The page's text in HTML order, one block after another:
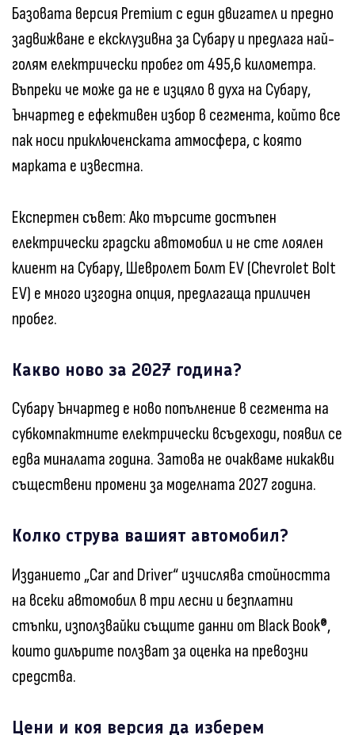
Базовата версия Premium с един двигател и предно
задвижване е ексклузивна за Субару и предлага най-
голям електрически пробег от 495,6 километра.
Въпреки че може да не е изцяло в духа на Субару,
Ънчартед е ефективен избор в сегмента, който все
пак носи приключенската атмосфера, с която
марката е известна.
Експертен съвет: Ако търсите достъпен
електрически градски автомобил и не сте лоялен
клиент на Субару, Шевролет Болт EV (Chevrolet Bolt
EV) е много изгодна опция, предлагаща приличен
пробег.
Какво ново за 2027 година?
Субару Ънчартед е ново попълнение в сегмента на
субкомпактните електрически всъдеходи, появил се
едва миналата година. Затова не очакваме никакви
съществени промени за моделната 2027 година.
Колко струва вашият автомобил?
Изданието „Car and Driver“ изчислява стойността
на всеки автомобил в три лесни и безплатни
стъпки, използвайки същите данни от Black Book®,
които дилърите ползват за оценка на превозни
средства.
Цени и коя версия да изберем